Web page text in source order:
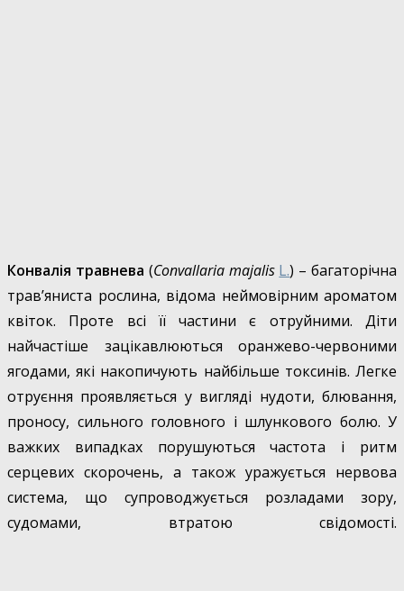
Конвалія травнева (Convallaria majalis L.) – багаторічна
трав’яниста рослина, відома неймовірним ароматом
квіток. Проте всі її частини є отруйними. Діти
найчастіше зацікавлюються оранжево-червоними
ягодами, які накопичують найбільше токсинів. Легке
отруєння проявляється у вигляді нудоти, блювання,
проносу, сильного головного і шлункового болю. У
важких випадках порушуються частота і ритм
серцевих скорочень, а також уражується нервова
система, що супроводжується розладами зору,
судомами, втратою свідомості.